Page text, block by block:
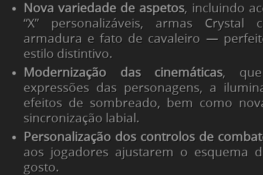
Nova variedade de aspetos, incluindo
“X” personalizáveis, armas Crystal
armadura e fato de cavaleiro —
estilo distintivo.
Modernização das cinemáticas, que
expressões das personagens, a
efeitos de sombreado, bem como
sincronização labial.
Personalização dos controlos de
aos jogadores ajustarem o esquema
gosto.